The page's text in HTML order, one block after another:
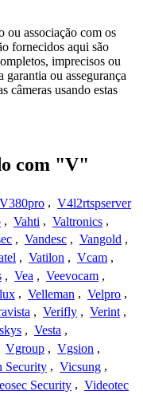
ou associação com os
fornecidos aqui são
imprecisos ou
ou assegurança
câmeras usando estas
com "V"
V380pro , V4l2rtspserver
, Vahti , Valtronics ,
, Vandesc , Vangold ,
, Vatilon , Vcam ,
, Vea , Veevocam ,
, Velleman , Velpro ,
, Verifly , Verint ,
, Vesta ,
Vgroup , Vgsion ,
Security , Vicsung ,
Security , Videotec